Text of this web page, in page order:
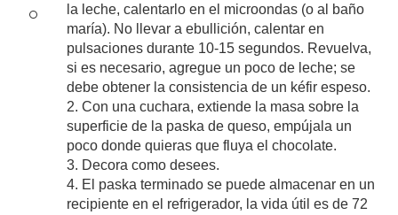
la leche, calentarlo en el microondas (o al baño
maría). No llevar a ebullición, calentar en
pulsaciones durante 10-15 segundos. Revuelva,
si es necesario, agregue un poco de leche; se
debe obtener la consistencia de un kéfir espeso.
2. Con una cuchara, extiende la masa sobre la
superficie de la paska de queso, empújala un
poco donde quieras que fluya el chocolate.
3. Decora como desees.
4. El paska terminado se puede almacenar en un
recipiente en el refrigerador, la vida útil es de 72